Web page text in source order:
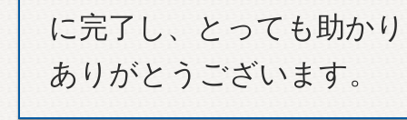
に完了し、とっても助か
ありがとうございます。